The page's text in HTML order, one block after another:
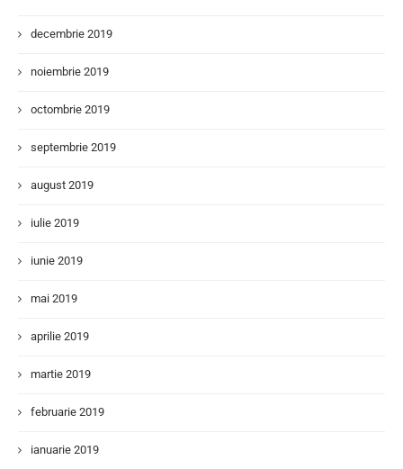
decembrie 2019
noiembrie 2019
octombrie 2019
septembrie 2019
august 2019
iulie 2019
iunie 2019
mai 2019
aprilie 2019
martie 2019
februarie 2019
ianuarie 2019